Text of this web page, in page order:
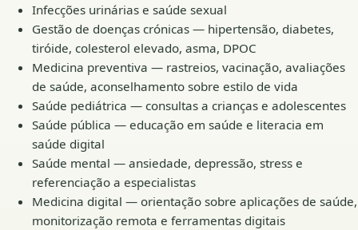
Infecções urinárias e saúde sexual
Gestão de doenças crónicas — hipertensão, diabetes,
tiróide, colesterol elevado, asma, DPOC
Medicina preventiva — rastreios, vacinação, avaliações
de saúde, aconselhamento sobre estilo de vida
Saúde pediátrica — consultas a crianças e adolescentes
Saúde pública — educação em saúde e literacia em
saúde digital
Saúde mental — ansiedade, depressão, stress e
referenciação a especialistas
Medicina digital — orientação sobre aplicações de saúde,
monitorização remota e ferramentas digitais